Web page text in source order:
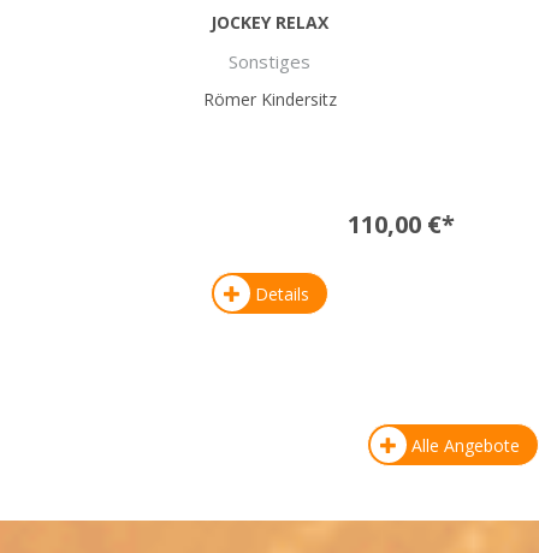
JOCKEY RELAX
Sonstiges
Römer Kindersitz
110,00 €*
Details
Alle Angebote